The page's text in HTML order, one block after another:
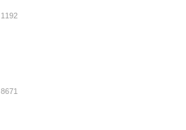
1192
8671